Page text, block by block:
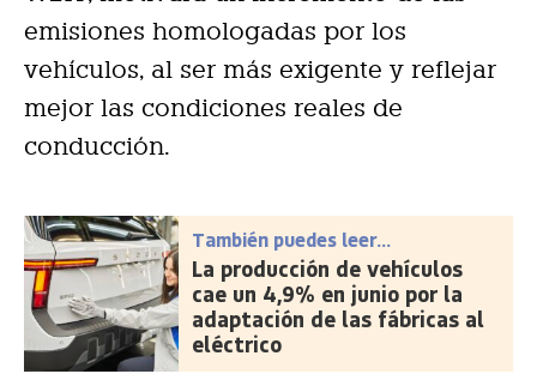
emisiones homologadas por los
vehículos, al ser más exigente y reflejar
mejor las condiciones reales de
conducción.
También puedes leer...
La producción de vehículos
cae un 4,9% en junio por la
adaptación de las fábricas al
eléctrico